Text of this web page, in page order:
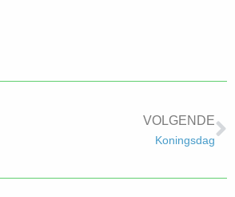
VOLGENDE
Koningsdag